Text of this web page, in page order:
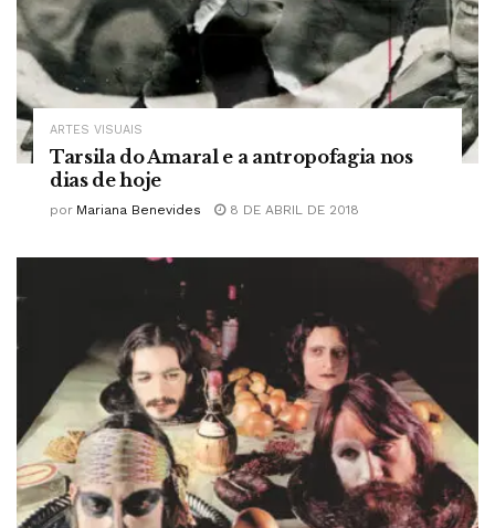
ARTES VISUAIS
Tarsila do Amaral e a antropofagia nos
dias de hoje
por Mariana Benevides 8 DE ABRIL DE 2018